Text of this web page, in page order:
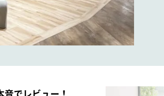
音でレビュー！